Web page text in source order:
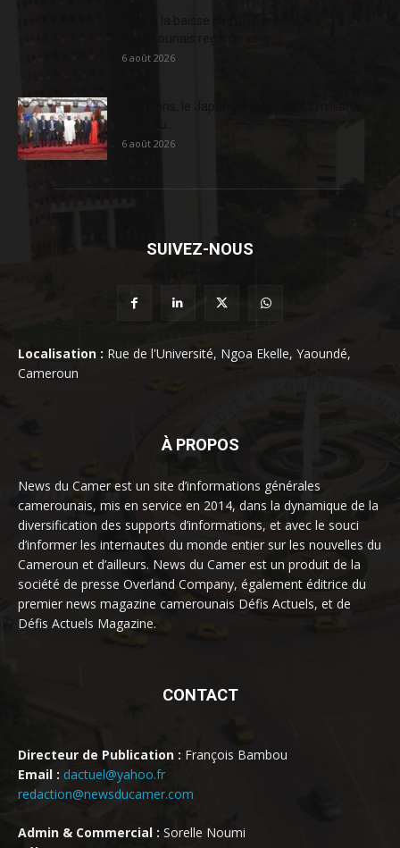
6 août 2026
6 août 2026
SUIVEZ-NOUS
Localisation : Rue de l'Université, Ngoa Ekelle, Yaoundé,
Cameroun
À PROPOS
News du Camer est un site d’informations générales
camerounais, mis en service en 2014, dans la dynamique de la
diversification des supports d’informations, et avec le souci
d’informer les internautes du monde entier sur les nouvelles du
Cameroun et d’ailleurs. News du Camer est un produit de la
société de presse Overland Company, également éditrice du
premier news magazine camerounais Défis Actuels, et de
Défis Actuels Magazine.
CONTACT
Directeur de Publication : François Bambou
Email : dactuel@yahoo.fr
redaction@newsducamer.com
Admin & Commercial : Sorelle Noumi